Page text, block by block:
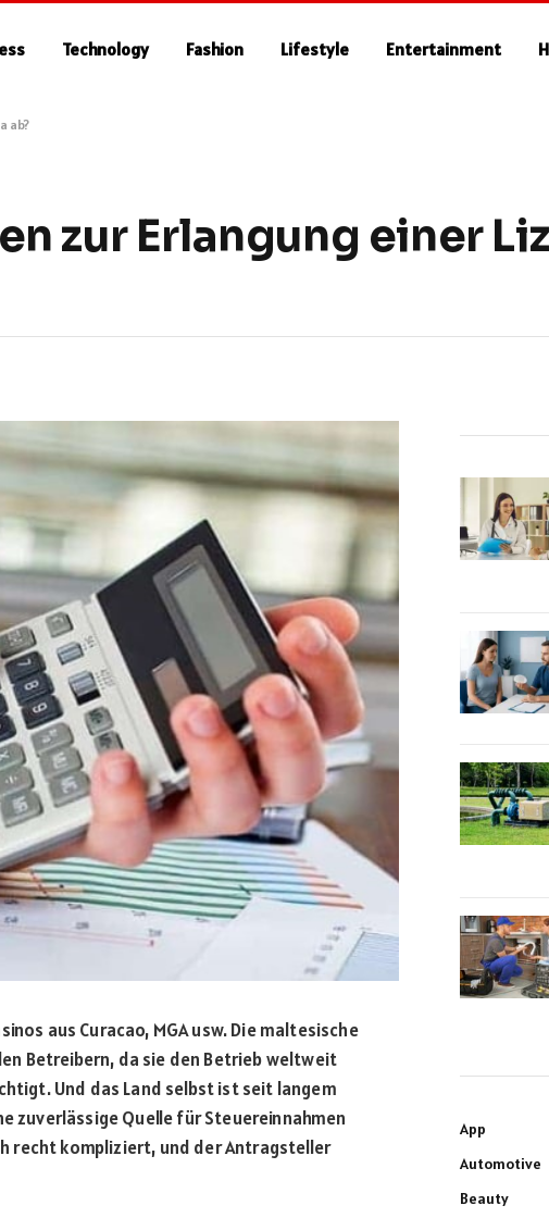
Technology Fashion Lifestyle Entertainment
ab?
zur Erlangung einer
aus Curacao, MGA usw. Die maltesische
Betreibern, da sie den Betrieb weltweit
Und das Land selbst ist seit langem
zuverlässige Quelle für Steuereinnahmen
recht kompliziert, und der Antragsteller
App
Automotive
Beauty